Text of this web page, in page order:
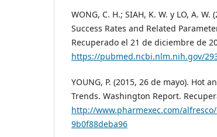
WONG, C. H.; SIAH, K. W. y LO, A.
Success Rates and Related
Recuperado el 21 de diciembre de
https://pubmed.ncbi.nlm.nih.gov/
YOUNG, P. (2015, 26 de mayo). Hot
Trends. Washington Report.
http://www.pharmexec.com/
9b0f88deba96